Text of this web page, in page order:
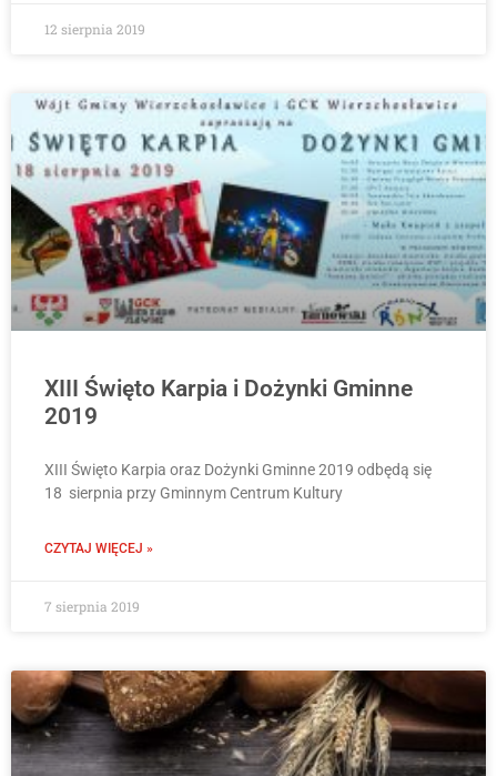
12 sierpnia 2019
XIII Święto Karpia i Dożynki Gminne
2019
XIII Święto Karpia oraz Dożynki Gminne 2019 odbędą się
18 sierpnia przy Gminnym Centrum Kultury
CZYTAJ WIĘCEJ »
7 sierpnia 2019